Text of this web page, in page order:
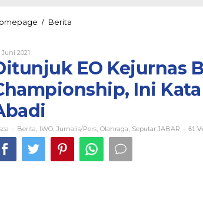
/ Berita
Sepeda
ICF
National
Championship,
Dirut
PT
Utama
Ningrat
Juni 2021
Sisca
EO Kejurnas
Ini
- Berita IWO Jurnalis/pers Olahraga Seputar JABAR - 61